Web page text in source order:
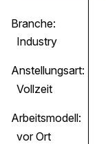
Branche:
Industry
Anstellungsart:
Vollzeit
Arbeitsmodell:
vor Ort